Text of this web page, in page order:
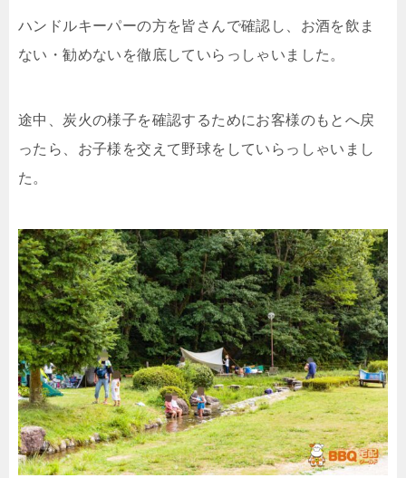
ハンドルキーパーの方を皆さんで確認し、お酒を飲ま
ない・勧めないを徹底していらっしゃいました。
途中、炭火の様子を確認するためにお客様のもとへ戻
ったら、お子様を交えて野球をしていらっしゃいまし
た。